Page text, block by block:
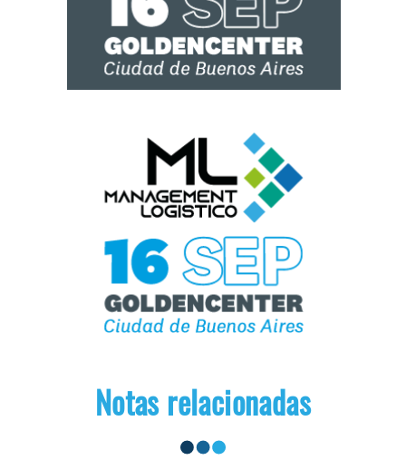
Notas relacionadas